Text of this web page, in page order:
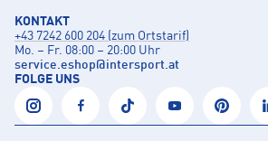
KONTAKT
+43 7242 600 204 (zum Ortstarif)
Mo. – Fr. 08:00 – 20:00 Uhr
service.eshop@intersport.at
FOLGE UNS